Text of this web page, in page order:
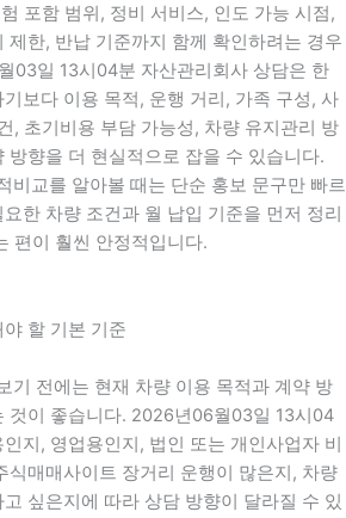
포함 범위, 정비 서비스, 인도 가능 시점,
제한, 반납 기준까지 함께 확인하려는 경우
03일 13시04분 자산관리회사 상담은 한
보다 이용 목적, 운행 거리, 가족 구성, 사
, 초기비용 부담 가능성, 차량 유지관리 방
방향을 더 현실적으로 잡을 수 있습니다.
비교를 알아볼 때는 단순 홍보 문구만 빠르
한 차량 조건과 월 납입 기준을 먼저 정리
편이 훨씬 안정적입니다.
할 기본 기준
기 전에는 현재 차량 이용 목적과 계약 방
것이 좋습니다. 2026년06월03일 13시04
지, 영업용인지, 법인 또는 개인사업자 비
식매매사이트 장거리 운행이 많은지, 차량
싶은지에 따라 상담 방향이 달라질 수 있